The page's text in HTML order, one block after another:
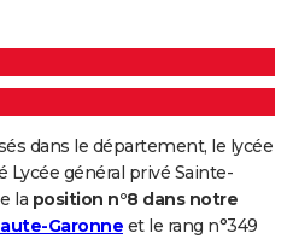
dans le département, le lycée
général privé Sainte-
la position n°8 dans notre
Garonne et le rang n°349